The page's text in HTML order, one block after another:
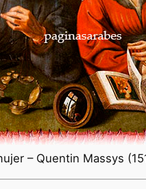
– Quentin Massys